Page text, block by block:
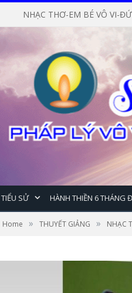
NHẠC THƠ-EM BÉ VÔ VI-
TIỂU SỬ HÀNH THIỀN 6 THÁNG
Home » THUYẾT GIẢNG » NHẠC